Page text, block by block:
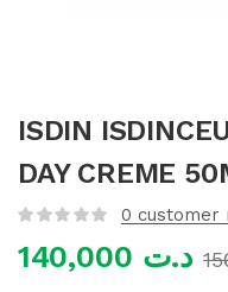
ISDIN
DAY CREME
0 customer
د.ت